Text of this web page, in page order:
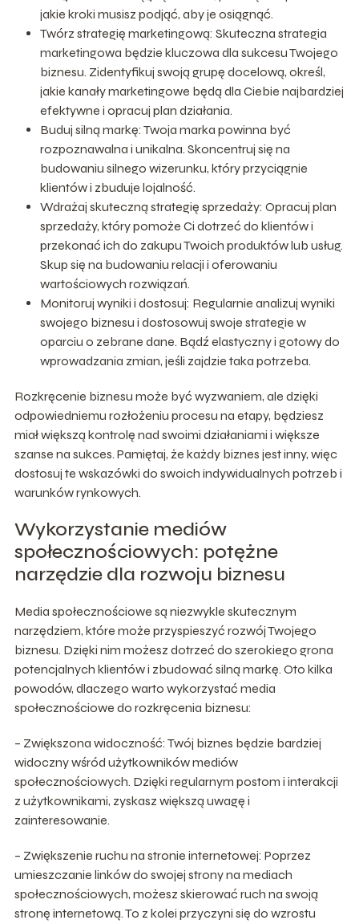
jakie kroki musisz podjąć, aby je osiągnąć.
Twórz strategię marketingową: Skuteczna strategia
marketingowa będzie kluczowa dla sukcesu Twojego
biznesu. Zidentyfikuj swoją grupę docelową, określ,
jakie kanały marketingowe będą dla Ciebie najbardziej
efektywne i opracuj plan działania.
Buduj silną markę: Twoja marka powinna być
rozpoznawalna i unikalna. Skoncentruj się na
budowaniu silnego wizerunku, który przyciągnie
klientów i zbuduje lojalność.
Wdrażaj skuteczną strategię sprzedaży: Opracuj plan
sprzedaży, który pomoże Ci dotrzeć do klientów i
przekonać ich do zakupu Twoich produktów lub usług.
Skup się na budowaniu relacji i oferowaniu
wartościowych rozwiązań.
Monitoruj wyniki i dostosuj: Regularnie analizuj wyniki
swojego biznesu i dostosowuj swoje strategie w
oparciu o zebrane dane. Bądź elastyczny i gotowy do
wprowadzania zmian, jeśli zajdzie taka potrzeba.
Rozkręcenie biznesu może być wyzwaniem, ale dzięki
odpowiedniemu rozłożeniu procesu na etapy, będziesz
miał większą kontrolę nad swoimi działaniami i większe
szanse na sukces. Pamiętaj, że każdy biznes jest inny, więc
dostosuj te wskazówki do swoich indywidualnych potrzeb i
warunków rynkowych.
Wykorzystanie mediów
społecznościowych: potężne
narzędzie dla rozwoju biznesu
Media społecznościowe są niezwykle skutecznym
narzędziem, które może przyspieszyć rozwój Twojego
biznesu. Dzięki nim możesz dotrzeć do szerokiego grona
potencjalnych klientów i zbudować silną markę. Oto kilka
powodów, dlaczego warto wykorzystać media
społecznościowe do rozkręcenia biznesu:
– Zwiększona widoczność: Twój biznes będzie bardziej
widoczny wśród użytkowników mediów
społecznościowych. Dzięki regularnym postom i interakcji
z użytkownikami, zyskasz większą uwagę i
zainteresowanie.
– Zwiększenie ruchu na stronie internetowej: Poprzez
umieszczanie linków do swojej strony na mediach
społecznościowych, możesz skierować ruch na swoją
stronę internetową. To z kolei przyczyni się do wzrostu